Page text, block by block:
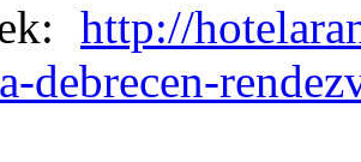
http://
debrecen-